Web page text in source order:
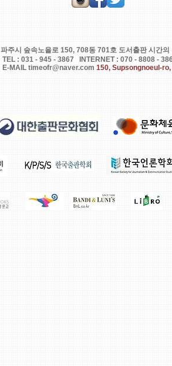
파주시 숲속노을로 150, 708동 701호 도서출판 시간
TEL : 031 - 945 - 3867 INTERNET : 070 - 8808 -
E-MAIL timeofr@naver.com 150, Supsongnoeul-